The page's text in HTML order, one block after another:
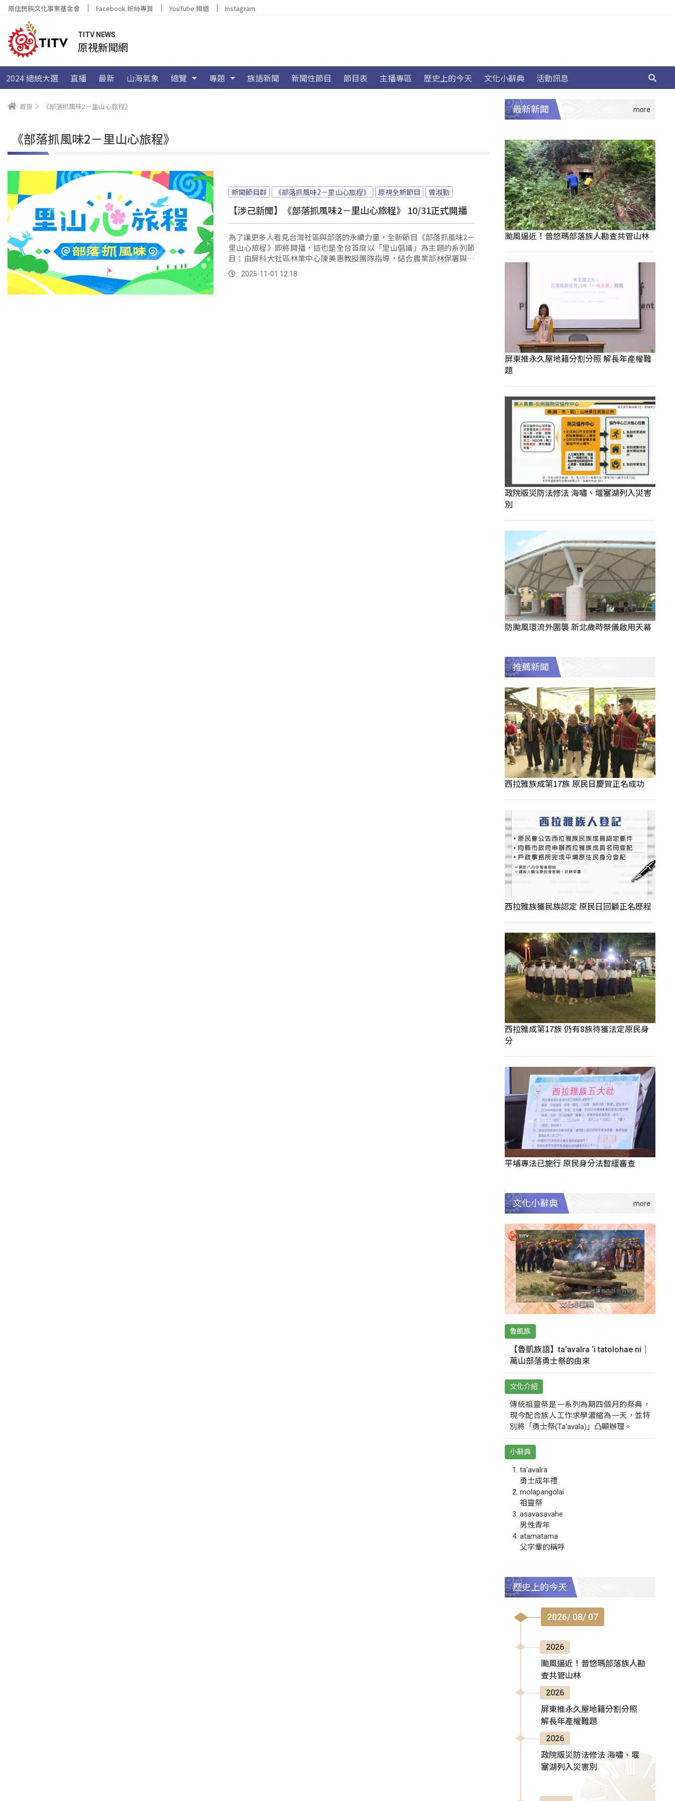
原住民族文化事業基金會 Facebook 粉絲專頁 YouTube 頻道 Instagram
TITV NEWS
原視新聞網
2024 總統大選 直播 最新 山海氣象 總覽 專題 族語新聞 新聞性節目 節目表 主播專區 歷史上的今天 文化小辭典 活動訊息
首頁 《部落抓風味2－里山心旅程》
《部落抓風味2－里山心旅程》
新聞節目群 《部落抓風味2－里山心旅程》 原視全新節目 曾淑勤
【涉己新聞】《部落抓風味2－里山心旅程》 10/31正式開播
為了讓更多人看見台灣社區與部落的永續力量，全新節目《部落抓風味2－
里山心旅程》即將開播，這也是全台首度以「里山倡議」為主題的系列節
目；由屏科大社區林業中心陳美惠教授團隊指導，結合農業部林保署與原
文會支持，帶領觀眾走入山林社區、感受人與自然共生的故事。
2025-11-01 12:18
最新新聞
颱風逼近！普悠瑪部落族人勘查共管山林
屏東推永久屋地籍分割分照 解長年產權難
題
政院版災防法修法 海嘯、堰塞湖列入災害
別
防颱風環流外圍襲 新北歲時祭儀啟用天幕
推薦新聞
西拉雅族成第17族 原民日慶賀正名成功
西拉雅族獲民族認定 原民日回顧正名歷程
西拉雅成第17族 仍有8族待獲法定原民身
分
平埔專法已施行 原民身分法暫緩審查
文化小辭典
魯凱族
【魯凱族語】ta‘avalra ‘i tatolohae ni｜
萬山部落勇士祭的由來
文化介紹
傳統祖靈祭是一系列為期四個月的祭典，
現今配合族人工作求學濃縮為一天，並特
別將「勇士祭(Ta‘avala)」凸顯辦理。
小辭典
ta‘avalra
勇士成年禮
molapangolai
祖靈祭
asavasavahe
男性青年
atamatama
父字輩的稱呼
歷史上的今天
2026/ 08/ 07
2026
颱風逼近！普悠瑪部落族人勘
查共管山林
2026
屏東推永久屋地籍分割分照
解長年產權難題
2026
政院版災防法修法 海嘯、堰
塞湖列入災害別